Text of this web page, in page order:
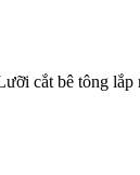
cắt bê tông